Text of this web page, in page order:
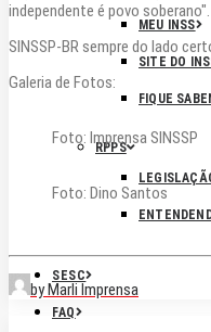
MEU INSS
SITE DO
FIQUE
RPPS
SESC
FAQ
independente é povo soberano".
SINSSP-BR sempre do lado
Galeria de Fotos:
Foto: Imprensa SINSSP
Foto: Dino Santos
by Marli Imprensa